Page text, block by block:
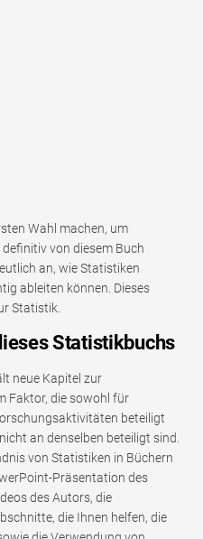
Wahl machen, um
von diesem Buch
an, wie Statistiken
ableiten können. Dieses
Statistik.
Statistikbuchs
neue Kapitel zur
Faktor, die sowohl für
beteiligt
an denselben beteiligt sind.
von Statistiken in Büchern
Präsentation des
des Autors, die
die Ihnen helfen, die